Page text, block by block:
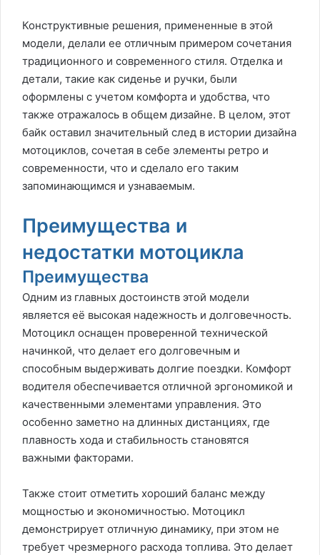
Конструктивные решения, примененные в этой
модели, делали ее отличным примером сочетания
традиционного и современного стиля. Отделка и
детали, такие как сиденье и ручки, были
оформлены с учетом комфорта и удобства, что
также отражалось в общем дизайне. В целом, этот
байк оставил значительный след в истории дизайна
мотоциклов, сочетая в себе элементы ретро и
современности, что и сделало его таким
запоминающимся и узнаваемым.
Преимущества и
недостатки мотоцикла
Преимущества
Одним из главных достоинств этой модели
является её высокая надежность и долговечность.
Мотоцикл оснащен проверенной технической
начинкой, что делает его долговечным и
способным выдерживать долгие поездки. Комфорт
водителя обеспечивается отличной эргономикой и
качественными элементами управления. Это
особенно заметно на длинных дистанциях, где
плавность хода и стабильность становятся
важными факторами.
Также стоит отметить хороший баланс между
мощностью и экономичностью. Мотоцикл
демонстрирует отличную динамику, при этом не
требует чрезмерного расхода топлива. Это делает